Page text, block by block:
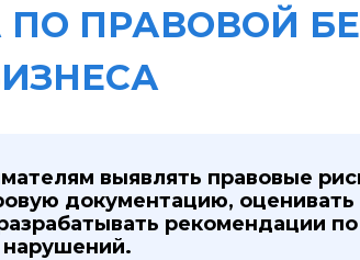
ПРАВОВОЙ
выявлять правовые
документацию, оценивать
рекомендации
нарушений.